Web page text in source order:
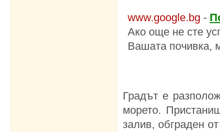
www.google.bg -
Ако още не сте
Вашата почивка,
Градът е
морето.
залив, обграден